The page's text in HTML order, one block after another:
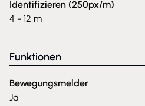
Identifizieren (250px/m)
4 - 12 m
Funktionen
Bewegungsmelder
Ja